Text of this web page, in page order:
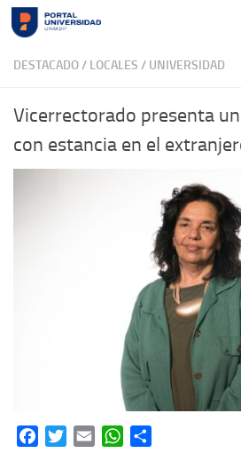
Skip to content
DESTACADO/ LOCALES / UNIVERSIDAD
Vicerrectorado presenta
con estancia en el
FacebookTwitterEmail WhatsApp